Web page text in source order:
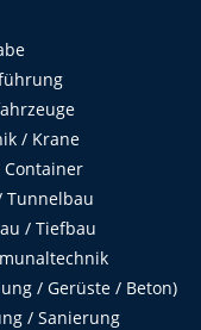
/ Krane
Container
Tunnelbau
/ Tiefbau
/ Gerüste / Beton)
/ Sanierung